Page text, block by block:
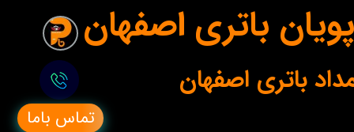
پویان باتری اصفهان
تماس باما
باتری اصفهان